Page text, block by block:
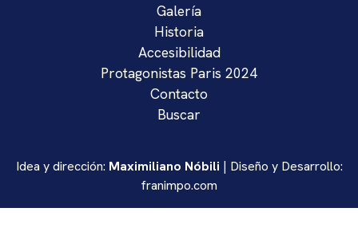
Galería
Historia
Accesibilidad
Protagonistas Paris 2024
Contacto
Buscar
Idea y dirección: Maximiliano Nóbili | Diseño y Desarrollo:
franimpo.com